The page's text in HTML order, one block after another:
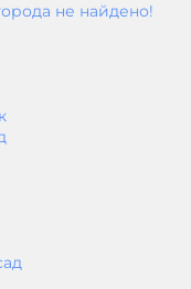
не найдено!